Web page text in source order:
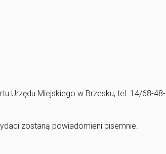
Urzędu Miejskiego w Brzesku, tel. 14/68-48-
zostaną powiadomieni pisemnie.